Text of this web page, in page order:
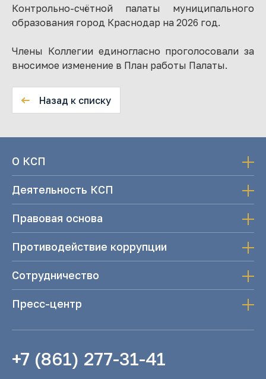
Контрольно-счётной палаты муниципального
образования город Краснодар на 2026 год.
Члены Коллегии единогласно проголосовали за
вносимое изменение в План работы Палаты.
Назад к списку
О КСП
Деятельность КСП
Правовая основа
Противодействие коррупции
Сотрудничество
Пресс-центр
+7 (861) 277-31-41